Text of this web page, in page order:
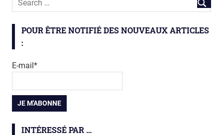
fourmi
POUR ÊTRE NOTIFIÉ DES NOUVEAUX ARTICLES
:
E-mail*
INTÉRESSÉ PAR …